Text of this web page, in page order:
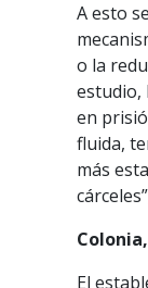
A esto
o la
estudio,
en
fluida,
más
El